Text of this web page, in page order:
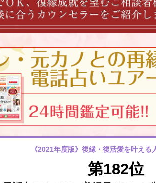
《2021年度版》復縁・復活愛を叶える
第182位